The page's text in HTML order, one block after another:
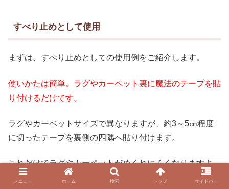
すべり止めとして使用
まずは、すべり止めとしての使用例をご紹介します。
使いかたは簡単。ラグやカーペット裏に魔法のテープを貼
り付けるだけです。
ラグやカーペットサイズで異なりますが、約3～5㎝程度
に切ったテープを裏側の四隅へ貼り付けます。
これだけでラグやカーペットがめくれにくくなりますよ。
メニュー ホーム 検索 トップ サイドバー